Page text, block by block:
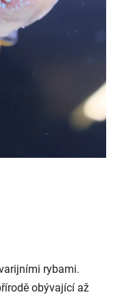
rybami.
obývající až